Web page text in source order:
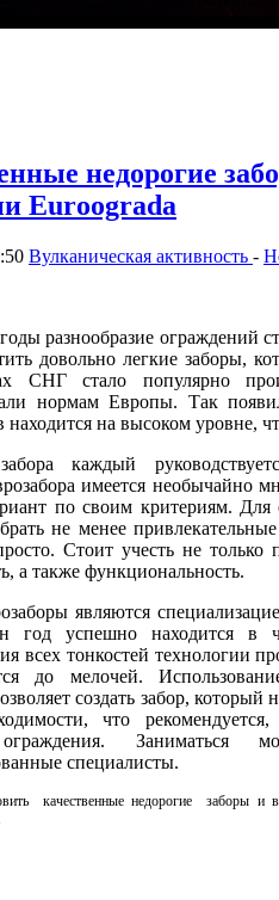
недорогие
Euroograda
Вулканическая активность -
разнообразие ограждений
довольно легкие заборы,
СНГ стало популярно
нормам Европы. Так
находится на высоком уровне,
каждый
имеется необычайно
по своим критериям. Для
не менее
Стоит учесть не
а также функциональность.
являются
год успешно находится в
всех тонкостей технологии
до мелочей.
создать забор,
что
Заниматься
специалисты.
качественные недорогие заборы и